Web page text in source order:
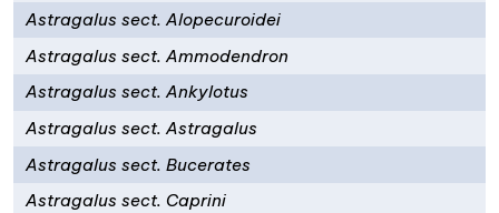
Astragalus sect. Alopecuroidei
Astragalus sect. Ammodendron
Astragalus sect. Ankylotus
Astragalus sect. Astragalus
Astragalus sect. Bucerates
Astragalus sect. Caprini